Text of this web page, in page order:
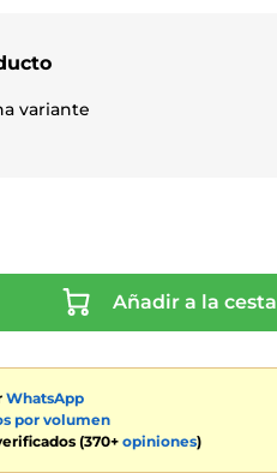
variante
Añadir a la cesta
WhatsApp
por volumen
(370+ opiniones)